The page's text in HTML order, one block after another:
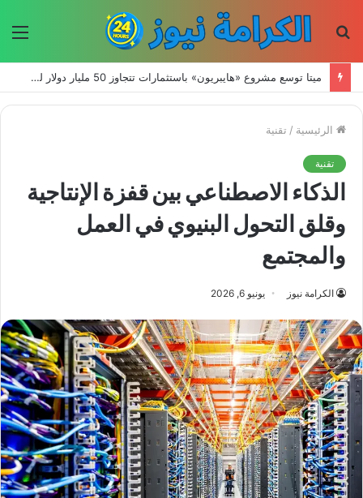
ميتا توسع مشروع «هايبريون» باستثمارات تتجاوز 50 مليار دولار لتعزيز قدراتها في الذكاء الاصطناعي
الرئيسية / تقنية
تقنية
الذكاء الاصطناعي بين قفزة الإنتاجية
وقلق التحول البنيوي في العمل
والمجتمع
الكرامة نيوز يونيو 6, 2026